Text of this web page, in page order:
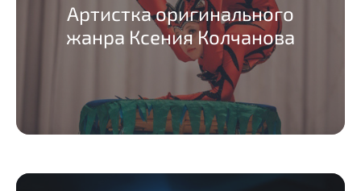
Артистка оригинального
жанра Ксения Колчанова